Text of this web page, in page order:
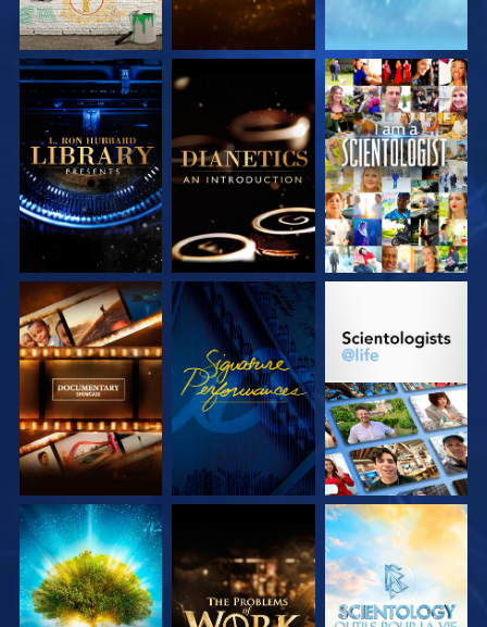
DÉCOUVRIR LES
SÉRIES
DÉCOUVRIR LES
SÉRIES
REGARDER
DÉCOUVRIR LES
SÉRIES
REGARDER
DÉCOUVRIR LES
DÉCOUVRIR LES
SÉRIES
DÉCOUVRIR LES
SÉRIES
DÉCOUVRIR LES
SÉRIES